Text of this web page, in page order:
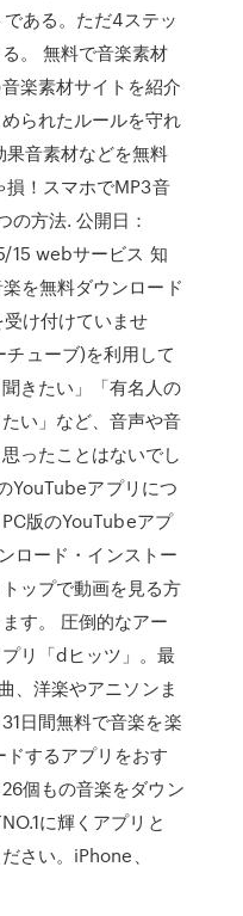
ある。ただ4ステッ
。 無料で音楽素材
楽素材サイトを紹介
られたルールを守れ
音素材などを無料
！スマホでMP3音
の方法. 公開日：
15 webサービス 知
を無料ダウンロード
け付けていませ
ューブ)を利用して
きたい」「有名人の
い」など、音声や音
ったことはないでし
YouTubeアプリにつ
版のYouTubeアプ
ロード・インストー
ップで動画を見る方
す。 圧倒的なアー
リ「dヒッツ」。最
、洋楽やアニソンま
日間無料で音楽を楽
するアプリをおす
個もの音楽をダウン
に輝くアプリと
さい。iPhone、